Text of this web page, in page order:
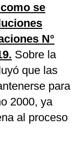
se
N°
Sobre la
que las
para
2000, ya
al proceso